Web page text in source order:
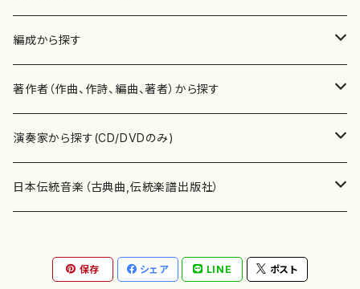
楽譜
書籍
書籍
テキストブック
CD・DVD
チケット
邦楽ジャーナル
レコード
編成から探す
邦楽器
箏・琴（ソロ）
箏・琴（合奏）
三味線（合奏）
合唱
混声合唱
男声合唱
歌・声
ピアノ（ソロ）
洋楽器（弦楽器）
著作者（作曲、作詩、編曲、著者）から探す
あ行
青木省三(アオキ ショウゾウ)
秋山健治(アキヤマ ケンジ）
か行
蔭山滸山(カゲヤマ キョザン)
斉藤松声(サイトウ ショウセイ)
演奏家から探す(CD/DVDのみ)
邦楽（箏、三味線、尺八等）演奏家
石川高（笙）
應和惠子（声楽・ソプラノ）
洋楽-鍵盤楽器（ピアノ、オルガン等）演奏家
日本伝統音楽（古典曲,伝統楽譜出版社）
宮城道雄（宮城宗家監修）
地歌箏曲（三絃古典楽譜）
保存 シェア LINE ポスト